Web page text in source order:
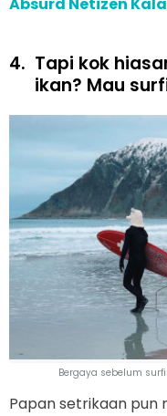
4. Tapi kok
ikan? Mau
Bergaya sebelum
Papan setrikaan